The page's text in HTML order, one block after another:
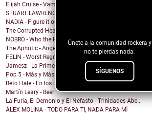
Únete a la comunidad rockera y
no te pierdas nada.
SÍGUENOS
Elijah Cruise - Vampire U
STUART LAWRENCE - ONE
NADIA - Figure it out
The Corrupted Hearts - We Dug a Ditch & Laid Down
NOBRO - Who the Hell Am I?
The Aphotic - Angel
FELIN - Worst Regret
Jamesz - La Primera Brisa
Pop 5 - Más y Más
Beto Hale - En los unos y en los ceros (Single)
Martín Leary - Beer
La Furia, El Demonio y El Nefasto - Trinidades Abe...
ÁLEX MOLINA - TODO PARA TI, NADA PARA MÍ